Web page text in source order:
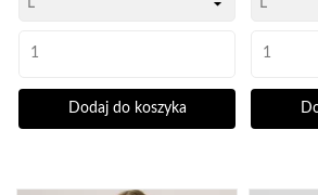
Dodaj do koszyka